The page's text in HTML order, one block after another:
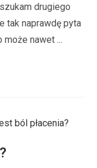
drugiego
tak naprawdę pyta
może nawet ...